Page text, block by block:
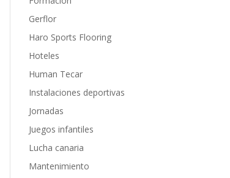
Gerflor
Haro Sports Flooring
Hoteles
Human Tecar
Instalaciones deportivas
Jornadas
Juegos infantiles
Lucha canaria
Mantenimiento